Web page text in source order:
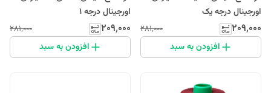
اورجینال درجه یک
۲۰۹٬۰۰۰ ۲۸۱٬۰۰۰
افزودن به سبد
اورجینال درجه ۱
۲۰۹٬۰۰۰ ۲۸۱٬۰۰۰
افزودن به سبد